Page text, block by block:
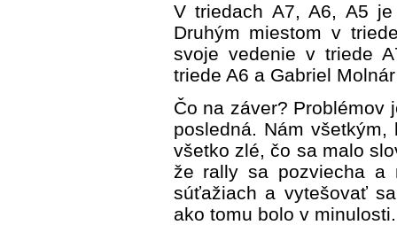
V triedach A7, A6, A5
Druhým miestom v
svoje vedenie v triede
triede A6 a Gabriel
Čo na záver? Problémov
posledná. Nám
všetko zlé, čo sa malo
že rally sa pozviecha a
súťažiach a vytešovať
ako tomu bolo v minulosti.